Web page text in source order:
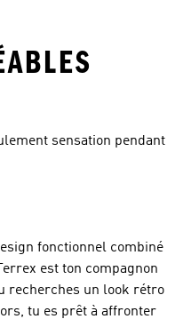
sensation pendant
fonctionnel combiné
est ton compagnon
recherches un look rétro
tu es prêt à affronter